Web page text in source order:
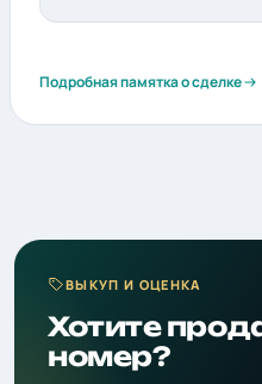
Подробная памятка о сделке
ВЫКУП И ОЦЕНКА
Хотите
номер?